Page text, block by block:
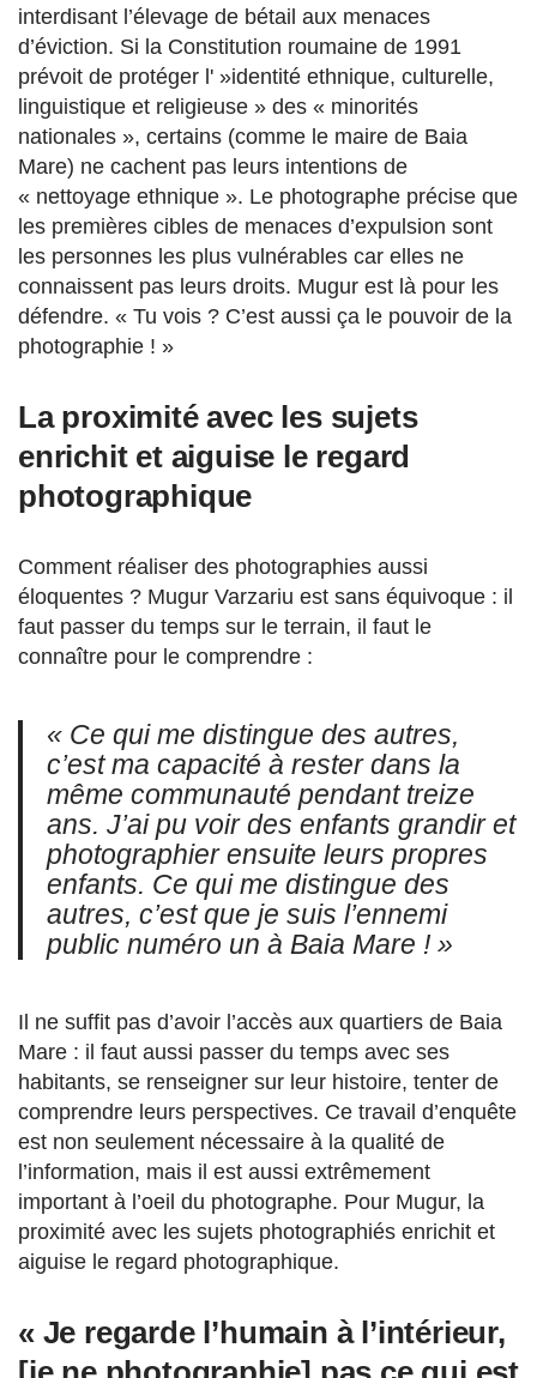
interdisant l’élevage de bétail aux menaces
d’éviction. Si la Constitution roumaine de 1991
prévoit de protéger l' »identité ethnique, culturelle,
linguistique et religieuse » des « minorités
nationales », certains (comme le maire de Baia
Mare) ne cachent pas leurs intentions de
« nettoyage ethnique ». Le photographe précise que
les premières cibles de menaces d’expulsion sont
les personnes les plus vulnérables car elles ne
connaissent pas leurs droits. Mugur est là pour les
défendre. « Tu vois ? C’est aussi ça le pouvoir de la
photographie ! »
La proximité avec les sujets
enrichit et aiguise le regard
photographique
Comment réaliser des photographies aussi
éloquentes ? Mugur Varzariu est sans équivoque : il
faut passer du temps sur le terrain, il faut le
connaître pour le comprendre :
« Ce qui me distingue des autres,
c’est ma capacité à rester dans la
même communauté pendant treize
ans. J’ai pu voir des enfants grandir et
photographier ensuite leurs propres
enfants. Ce qui me distingue des
autres, c’est que je suis l’ennemi
public numéro un à Baia Mare ! »
Il ne suffit pas d’avoir l’accès aux quartiers de Baia
Mare : il faut aussi passer du temps avec ses
habitants, se renseigner sur leur histoire, tenter de
comprendre leurs perspectives. Ce travail d’enquête
est non seulement nécessaire à la qualité de
l’information, mais il est aussi extrêmement
important à l’oeil du photographe. Pour Mugur, la
proximité avec les sujets photographiés enrichit et
aiguise le regard photographique.
« Je regarde l’humain à l’intérieur,